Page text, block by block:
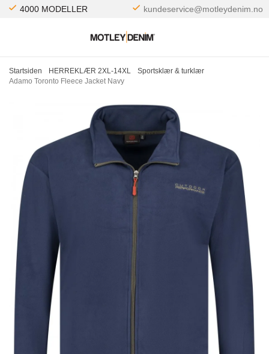
4000 MODELLER kundeservice@motleydenim.no
Startsiden HERREKLÆR 2XL-14XL
Sportsklær & turklær
Adamo Toronto Fleece Jacket Navy